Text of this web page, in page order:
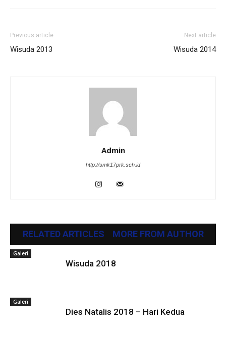
Previous article
Wisuda 2013
Next article
Wisuda 2014
Admin
http://smk17prk.sch.id
RELATED ARTICLES MORE FROM AUTHOR
Galeri
Wisuda 2018
Galeri
Dies Natalis 2018 – Hari Kedua